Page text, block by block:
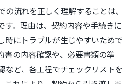
の流れを正しく理解することは、
す。理由は、契約内容や手続きに
時にトラブルが生じやすいためで
書の内容確認や、必要書類の準
など、各工程でチェックリストを